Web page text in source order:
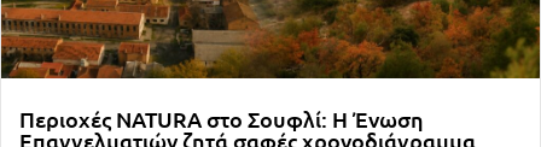
Περιοχές NATURA στο Σουφλί: Η Ένωση
Επαγγελματιών ζητά σαφές χρονοδιάγραμμα